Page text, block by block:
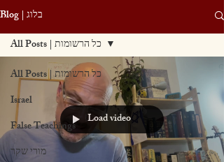
Blog | בלוג
All Posts | כל הרשומות
Israel
False Teachings
מורי שקר
All Posts | כל הרשומות
Load video